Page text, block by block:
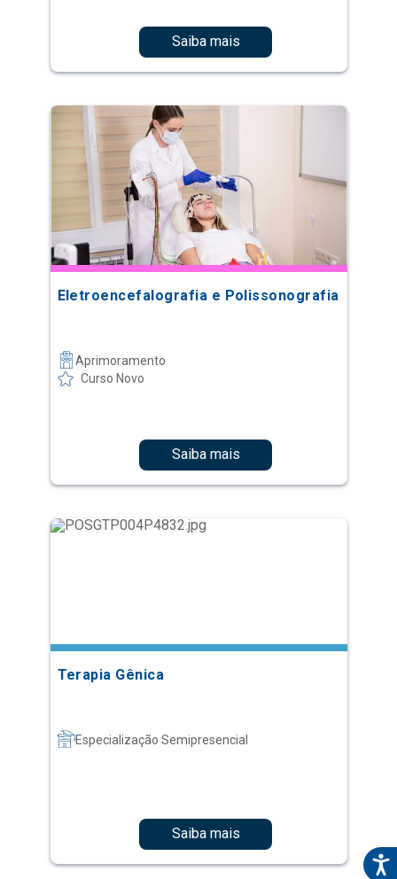
Saiba mais
Eletroencefalografia e Polissonografia
Aprimoramento
Curso Novo
Saiba mais
Terapia Gênica
Especialização Semipresencial
Saiba mais